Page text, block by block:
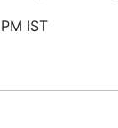
IST